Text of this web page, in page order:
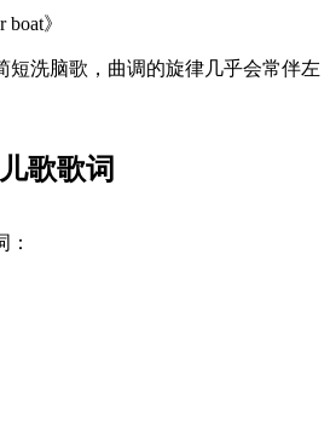
》
短洗脑歌，曲调的旋律几乎会常伴左
歌歌词
：